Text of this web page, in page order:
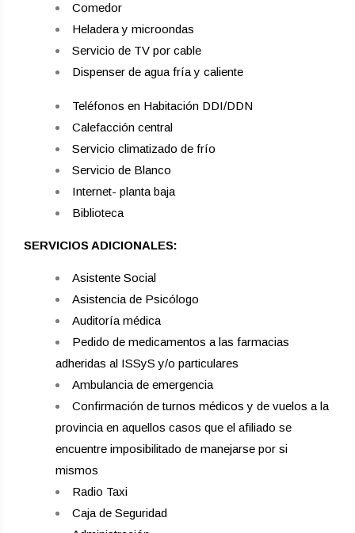
Comedor
Heladera y microondas
Servicio de TV por cable
Dispenser de agua fría y caliente
Teléfonos en Habitación DDI/DDN
Calefacción central
Servicio climatizado de frío
Servicio de Blanco
Internet- planta baja
Biblioteca
SERVICIOS ADICIONALES:
Asistente Social
Asistencia de Psicólogo
Auditoría médica
Pedido de medicamentos a las farmacias
adheridas al ISSyS y/o particulares
Ambulancia de emergencia
Confirmación de turnos médicos y de vuelos a la
provincia en aquellos casos que el afiliado se
encuentre imposibilitado de manejarse por si
mismos
Radio Taxi
Caja de Seguridad